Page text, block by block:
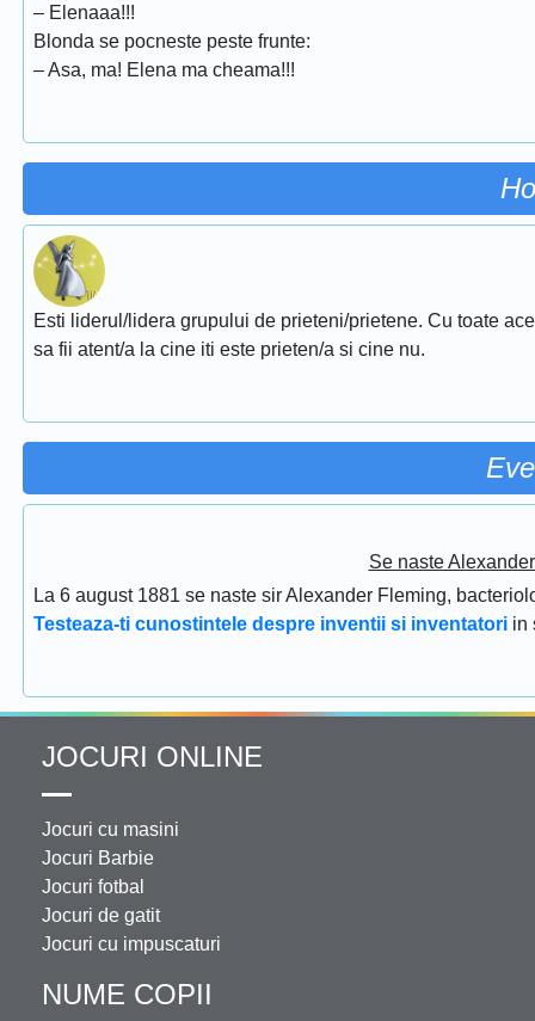
– Elenaaa!!!
Blonda se pocneste peste frunte:
– Asa, ma! Elena ma cheama!!!
Esti liderul/lidera grupului de prieteni/prietene. Cu toate
sa fii atent/a la cine iti este prieten/a si cine nu.
Se naste
La 6 august 1881 se naste sir Alexander Fleming,
Testeaza-ti cunostintele despre inventii si inventatori in
JOCURI ONLINE
Jocuri cu masini
Jocuri Barbie
Jocuri fotbal
Jocuri de gatit
Jocuri cu impuscaturi
NUME COPII